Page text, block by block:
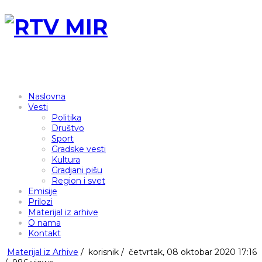
Naslovna
Vesti
Politika
Društvo
Sport
Gradske vesti
Kultura
Gradjani pišu
Region i svet
Emisije
Prilozi
Materijal iz arhive
O nama
Kontakt
Materijal iz Arhive / korisnik / četvrtak, 08 oktobar 2020 17:16